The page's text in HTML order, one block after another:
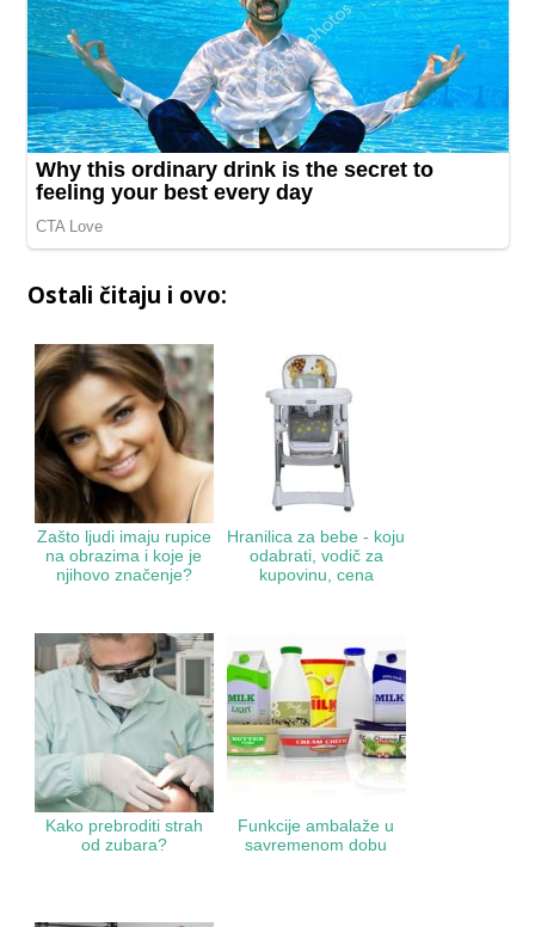
Ostali čitaju i ovo:
Zašto ljudi imaju rupice
na obrazima i koje je
njihovo značenje?
Hranilica za bebe - koju
odabrati, vodič za
kupovinu, cena
Kako prebroditi strah
od zubara?
Funkcije ambalaže u
savremenom dobu